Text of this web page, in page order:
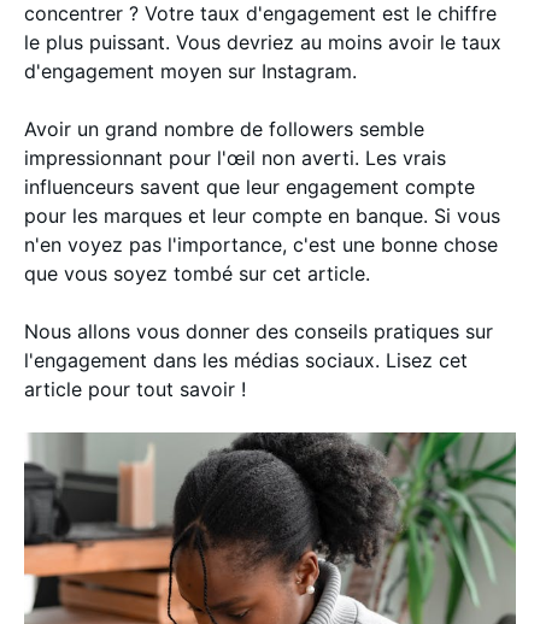
concentrer ? Votre taux d'engagement est le chiffre
le plus puissant. Vous devriez au moins avoir le taux
d'engagement moyen sur Instagram.
Avoir un grand nombre de followers semble
impressionnant pour l'œil non averti. Les vrais
influenceurs savent que leur engagement compte
pour les marques et leur compte en banque. Si vous
n'en voyez pas l'importance, c'est une bonne chose
que vous soyez tombé sur cet article.
Nous allons vous donner des conseils pratiques sur
l'engagement dans les médias sociaux. Lisez cet
article pour tout savoir !